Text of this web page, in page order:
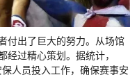
付出了巨大的努力。从场馆
经过精心策划。据统计，
人员投入工作，确保赛事安